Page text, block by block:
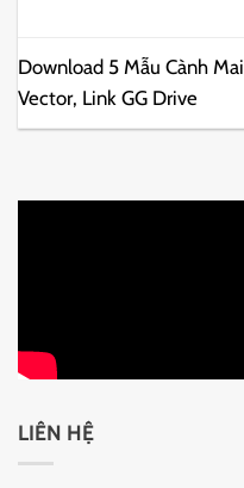
Download 5 Mẫu Cành Mai
Vector, Link GG Drive
LIÊN HỆ